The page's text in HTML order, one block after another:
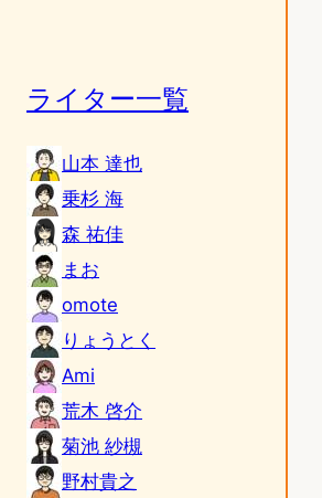
ライター一覧
山本 達也
乗杉 海
森 祐佳
まお
omote
りょうとく
Ami
荒木 啓介
菊池 紗槻
野村貴之